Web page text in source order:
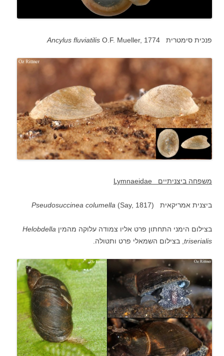
Ancylus fluviatilis O.F. Mueller, 1774 פנכית סימטרית
משפחה ביצניתיים Lymnaeidae
ביצנית אמריקאית ( Pseudosuccinea columella (Say, 1817
בצילום הימני התחתון פרט אליו צמודה עלוקה מהמין Helobdella
triserialis , בצילום השמאלי פרט ותטולה.